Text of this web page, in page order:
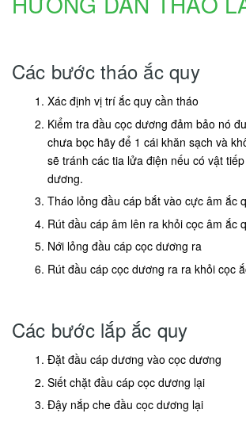
Các bước tháo ắc quy
Xác định vị trí ắc quy cần tháo
Kiểm tra đầu cọc dương đảm bảo nó
chưa bọc hãy để 1 cái khăn sạch và
sẽ tránh các tia lửa điện nếu có vật
dương.
Tháo lỏng đầu cáp bắt vào cực âm ắc
Rút đầu cáp âm lên ra khỏi cọc âm ắc
Nới lỏng đầu cáp cọc dương ra
Rút đầu cáp cọc dương ra ra khỏi cọc
Các bước lắp ắc quy
Đặt đầu cáp dương vào cọc dương
Siết chặt đầu cáp cọc dương lại
Đậy nắp che đầu cọc dương lại